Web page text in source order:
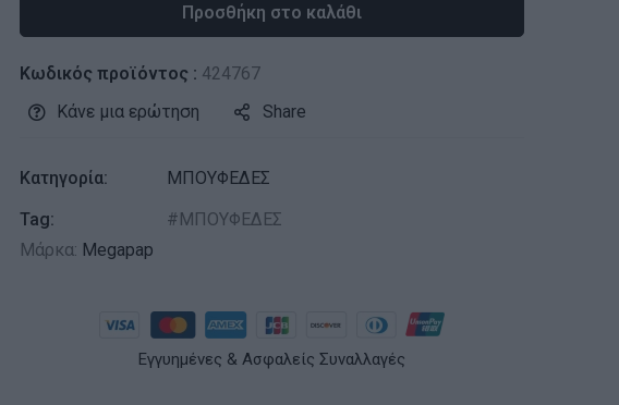
Προσθήκη στο καλάθι
Κωδικός προϊόντος : 424767
Κάνε μια ερώτηση
Share
Κατηγορία:
ΜΠΟΥΦΕΔΕΣ
Tag:
ΜΠΟΥΦΕΔΕΣ
Μάρκα: Megapap
Εγγυημένες & Ασφαλείς Συναλλαγές